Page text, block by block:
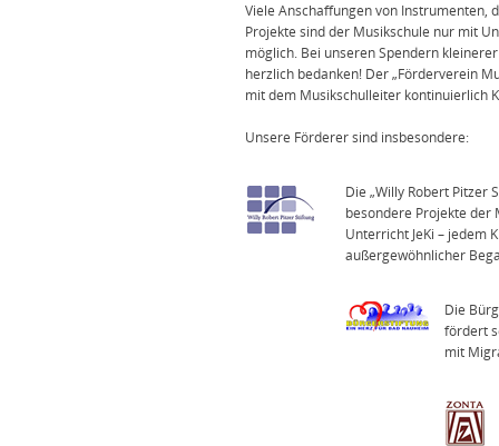
Viele Anschaffungen von Instrumenten,
Projekte sind der Musikschule nur mit
möglich. Bei unseren Spendern
herzlich bedanken! Der „Förderverein
mit dem Musikschulleiter kontinuierlich
Unsere Förderer sind insbesondere:
Die „Willy Robert Pitzer
besondere Projekte der
Unterricht JeKi – jedem
außergewöhnlicher
Die
fördert
mit